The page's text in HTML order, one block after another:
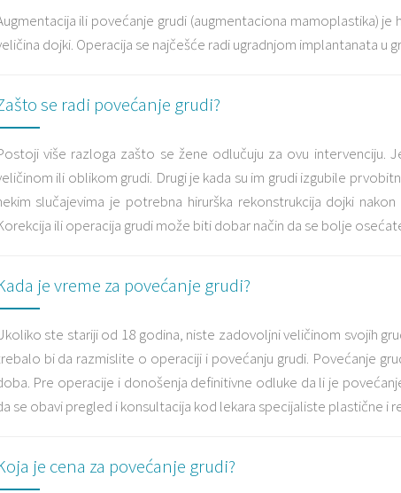
ili povećanje grudi (augmentaciona mamoplastika)
dojki. Operacija se najčešće radi ugradnjom implantanata u
se radi povećanje grudi?
više razloga zašto se žene odlučuju za ovu intervenciju.
ili oblikom grudi. Drugi je kada su im grudi izgubile
slučajevima je potrebna hirurška rekonstrukcija dojki
ili operacija grudi može biti dobar način da se bolje
je vreme za povećanje grudi?
ste stariji od 18 godina, niste zadovoljni veličinom svojih
bi da razmislite o operaciji i povećanju grudi. Povećanje
Pre operacije i donošenja definitivne odluke da li je
se obavi pregled i konsultacija kod lekara specijaliste plastične i
je cena za povećanje grudi?